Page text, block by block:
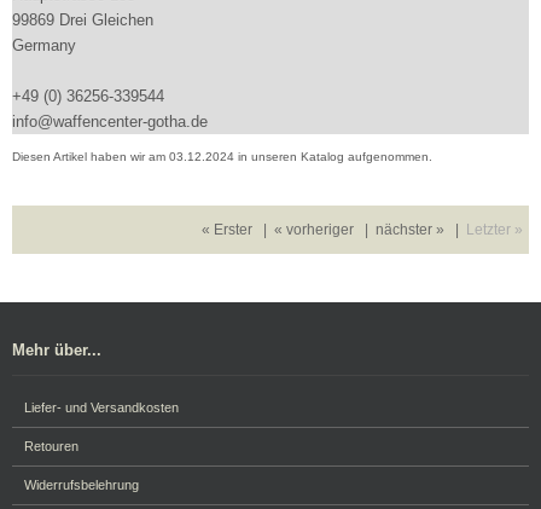
99869 Drei Gleichen
Germany
+49 (0) 36256-339544
info@waffencenter-gotha.de
Diesen Artikel haben wir am 03.12.2024 in unseren Katalog aufgenommen.
« Erster | « vorheriger | nächster » | Letzter »
Mehr über...
Liefer- und Versandkosten
Retouren
Widerrufsbelehrung